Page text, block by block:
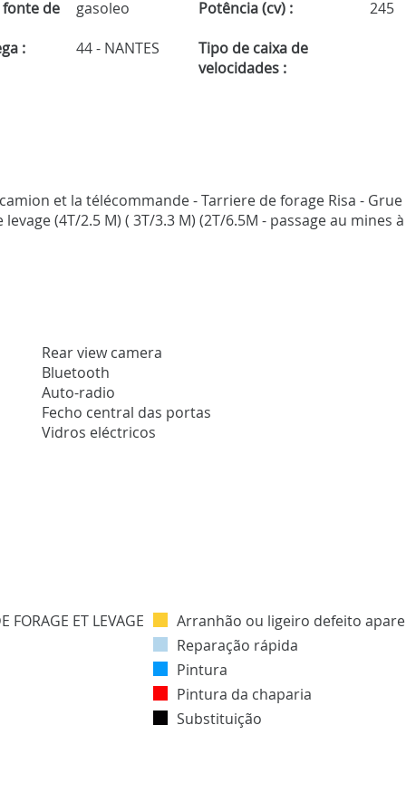
de gasoleo Potência (cv) :
245
:
44 - NANTES
Tipo de caixa de
velocidades :
et la télécommande - Tarriere de forage Risa - Grue
(4T/2.5 M) ( 3T/3.3 M) (2T/6.5M - passage au mines
Rear view camera
Bluetooth
Auto-radio
Fecho central das portas
Vidros eléctricos
Arranhão ou ligeiro defeito
Reparação rápida
Pintura
Pintura da chaparia
Substituição